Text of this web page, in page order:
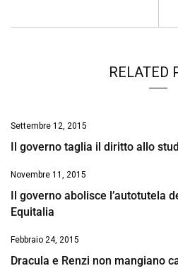
RELATED
Settembre 12, 2015
Il governo taglia il diritto allo
Novembre 11, 2015
Il governo abolisce l’autotutela
Equitalia
Febbraio 24, 2015
Dracula e Renzi non mangiano